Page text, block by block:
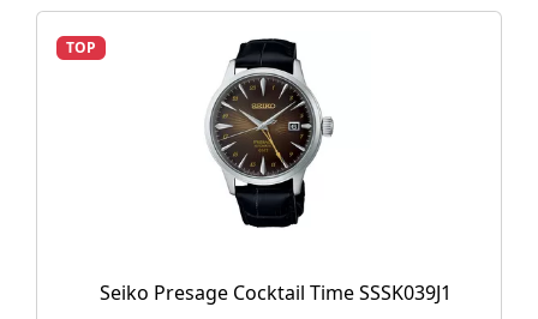
TOP
Seiko Presage Cocktail Time SSSK039J1